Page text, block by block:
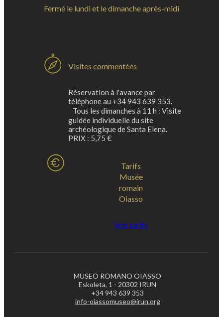
Fermé le lundi et le dimanche après-midi
Visites commentées
Réservation à l'avance par
téléphone au +34 943 639 353.
Tous les dimanches à 11 h : Visite
guidée individuelle du site
archéologique de Santa Elena.
PRIX : 5,75 €
Tarifs
Musée
romain
Oiasso
Voir tarifs
MUSEO ROMANO OIASSO
Eskoleta, 1 - 20302 IRUN
+34 943 639 353
info-oiassomuseo@irun.org